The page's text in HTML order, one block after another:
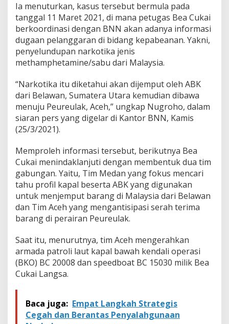
1
5
E
k
s
t
a
Ia menuturkan, kasus tersebut bermula pada
tanggal 11 Maret 2021, di mana petugas Bea Cukai
berkoordinasi dengan BNN akan adanya informasi
dugaan pelanggaran di bidang kepabeanan. Yakni,
penyelundupan narkotika jenis
methamphetamine/sabu dari Malaysia.
“Narkotika itu diketahui akan dijemput oleh ABK
dari Belawan, Sumatera Utara kemudian dibawa
menuju Peureulak, Aceh,” ungkap Nugroho, dalam
siaran pers yang digelar di Kantor BNN, Kamis
(25/3/2021).
Memproleh informasi tersebut, berikutnya Bea
Cukai menindaklanjuti dengan membentuk dua tim
gabungan. Yaitu, Tim Medan yang fokus mencari
tahu profil kapal beserta ABK yang digunakan
untuk menjemput barang di Malaysia dari Belawan
dan Tim Aceh yang mengantisipasi serah terima
barang di perairan Peureulak.
Saat itu, menurutnya, tim Aceh mengerahkan
armada patroli laut kapal bawah kendali operasi
(BKO) BC 20008 dan speedboat BC 15030 milik Bea
Cukai Langsa.
Baca juga: Empat Langkah Strategis
Cegah dan Berantas Penyalahgunaan